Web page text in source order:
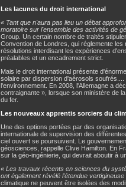
Les lacunes du droit international
« Tant que n'aura pas lieu un débat
moratoire sur l'ensemble des activités de
Group. Un certain nombre de traités
Convention de Londres, qui réglemente
résolutions interdisant les expériences
préalables et un encadrement strict.
Mais le droit international présente
solaire par dispersion d'aérosols
l'environnement. En 2008, l'Allemagne a
contraignante », lorsque son ministère de
du fer.
Les nouveaux apprentis sorciers du
Une des options portées par des
internationale de supervision des
ciel ouvert se poursuivent. Le
géosciences, rappelle Clive Hamilton. En
sur la géo-ingénierie, qui devrait aboutir à
« Les travaux récents en sciences du
ont également révélé l'étendue
climatique ne peuvent être isolées des